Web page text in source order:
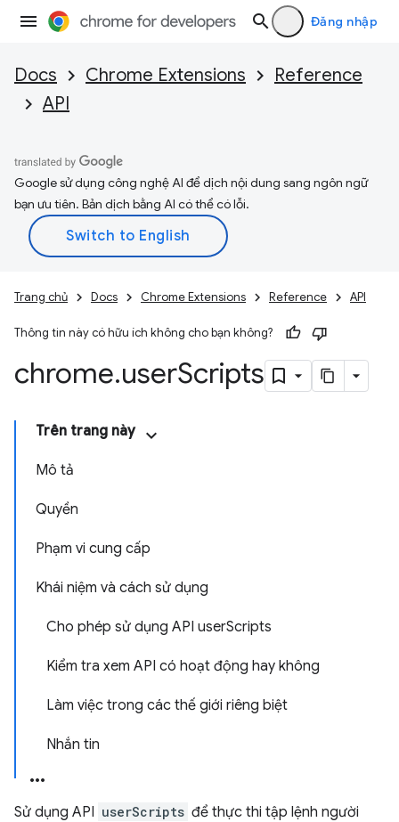
Đăng nhập
Docs Chrome Extensions
Reference
API
Google sử dụng công nghệ AI để dịch nội dung sang ngôn ngữ
bạn ưu tiên. Bản dịch bằng AI có thể có lỗi.
Trang chủ Docs Chrome Extensions Reference API
Thông tin này có hữu ích không cho bạn không?
chrome.userScripts
Trên trang này
Mô tả
Quyền
Phạm vi cung cấp
Khái niệm và cách sử dụng
Cho phép sử dụng API userScripts
Kiểm tra xem API có hoạt động hay không
Làm việc trong các thế giới riêng biệt
Nhắn tin
Sử dụng API userScripts để thực thi tập lệnh người